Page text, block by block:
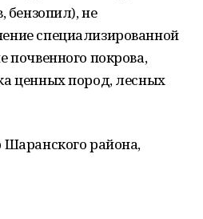
бензопил), не
специализированной
почвенного покрова,
ценных пород, лесных
района,